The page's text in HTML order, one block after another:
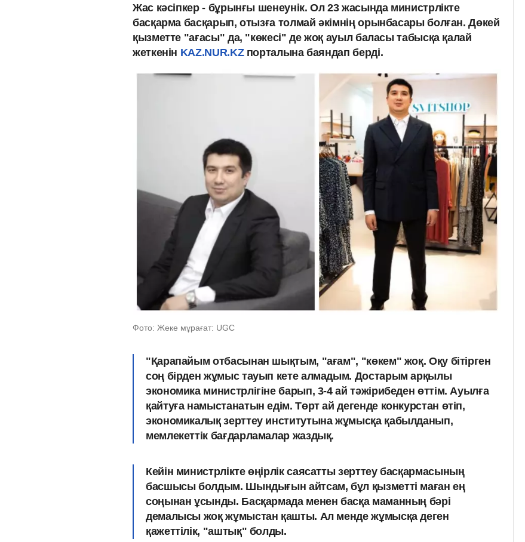
Жас кәсіпкер - бұрынғы шенеунік. Ол 23 жасында министрлікте
басқарма басқарып, отызға толмай әкімнің орынбасары болған. Дөкей
қызметте "ағасы" да, "көкесі" де жоқ ауыл баласы табысқа қалай
жеткенін KAZ.NUR.KZпорталына баяндап берді.
Фото: Жеке мұрағат: UGC
"Қарапайым отбасынан шықтым, "ағам", "көкем" жоқ. Оқу бітірген
соң бірден жұмыс тауып кете алмадым. Достарым арқылы
экономика министрлігіне барып, 3-4 ай тәжірибеден өттім. Ауылға
қайтуға намыстанатын едім. Төрт ай дегенде конкурстан өтіп,
экономикалық зерттеу институтына жұмысқа қабылданып,
мемлекеттік бағдарламалар жаздық.
Кейін министрлікте өңірлік саясатты зерттеу басқармасының
басшысы болдым. Шындығын айтсам, бұл қызметті маған ең
соңынан ұсынды. Басқармада менен басқа маманның бәрі
демалысы жоқ жұмыстан қашты. Ал менде жұмысқа деген
қажеттілік, "аштық" болды.